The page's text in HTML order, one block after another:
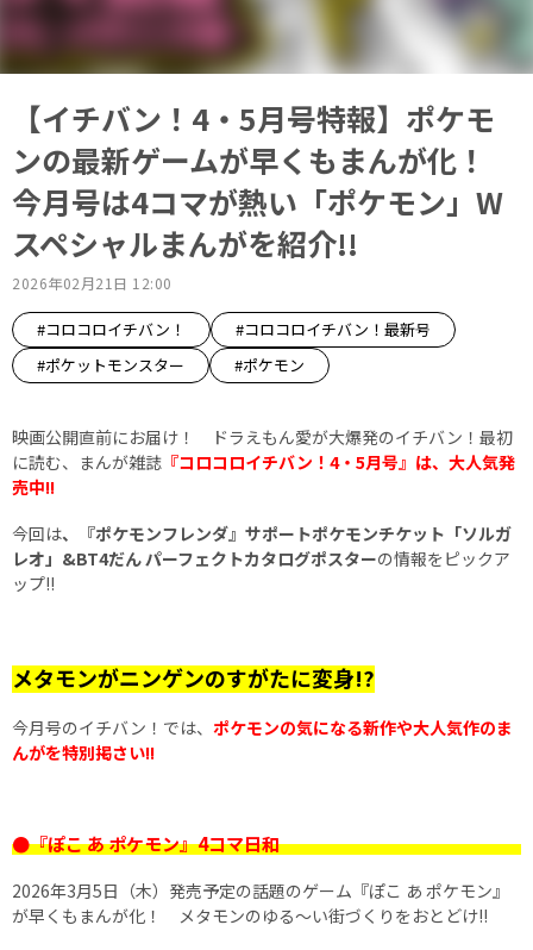
【イチバン！4・5月号特報】ポケモ
ンの最新ゲームが早くもまんが化！
今月号は4コマが熱い「ポケモン」W
スペシャルまんがを紹介!!
2026年02月21日 12:00
#コロコロイチバン！
#コロコロイチバン！最新号
#ポケットモンスター
#ポケモン
映画公開直前にお届け！ ドラえもん愛が大爆発のイチバン！最初
に読む、まんが雑誌 『コロコロイチバン！4・5月号』は、大人気発
売中!!
今回は、『ポケモンフレンダ』サポートポケモンチケット「ソルガ
レオ」&BT4だん パーフェクトカタログポスターの情報をピックア
ップ!!
メタモンがニンゲンのすがたに変身!?
今月号のイチバン！では、 ポケモンの気になる新作や大人気作のま
んがを特別掲さい!!
●『ぽこ あ ポケモン』4コマ日和
2026年3月5日（木）発売予定の話題のゲーム『ぽこ あ ポケモン』
が早くもまんが化！ メタモンのゆる〜い街づくりをおとどけ!!